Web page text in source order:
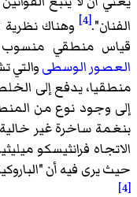
الفنان".[4]
وهناك
قياس منطقي منسوب
العصور الوسطىوالتي
منطقيا، يدفع إلى
إلى وجود نوع من
بنغمة ساخرة غير
الاتجاه فرانثيسكو
حيث يرى فيه أن
[4]